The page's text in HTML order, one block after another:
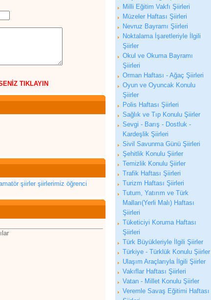
TIKLAYIN
şiirler şiirlerimiz öğrenci
Milli Eğitim Vakfı Şiirleri
Müzeler Haftası Şiirleri
Nevruz Bayramı Şiirleri
Noktalama İşaretleriyle İlgili
Şiirler
Okul ve Okuma Bayramı
Şiirleri
Orman Haftası - Ağaç Şiirleri
Oyun ve Oyuncak Konulu
Şiirler
Polis Haftası Şiirleri
Sağlık ve Tıp Konulu Şiirler
Sevgi - Barış - Dostluk -
Kardeşlik Şiirleri
Sivil Savunma Günü Şiirleri
Şehitlik Konulu Şiirler
Temizlik Konulu Şiirler
Trafik Haftası Şiirleri
Turizm Haftası Şiirleri
Tutum, Yatırım ve Türk
Malları(Yerli Malı) Haftası
Şiirleri
Tüketiciyi Koruma Haftası
Şiirleri
Türk Büyükleriyle İlgili Şiirler
Türkiye - Türklük Konulu Şiirler
Ulaşım Araçlarıyla İlgili Şiirler
Vakıflar Haftası Şiirleri
Vatan - Millet Konulu Şiirler
Veremle Savaş Eğitimi Haftası